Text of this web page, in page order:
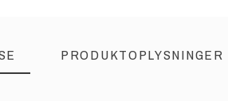
PRODUKTOPLYSNINGER